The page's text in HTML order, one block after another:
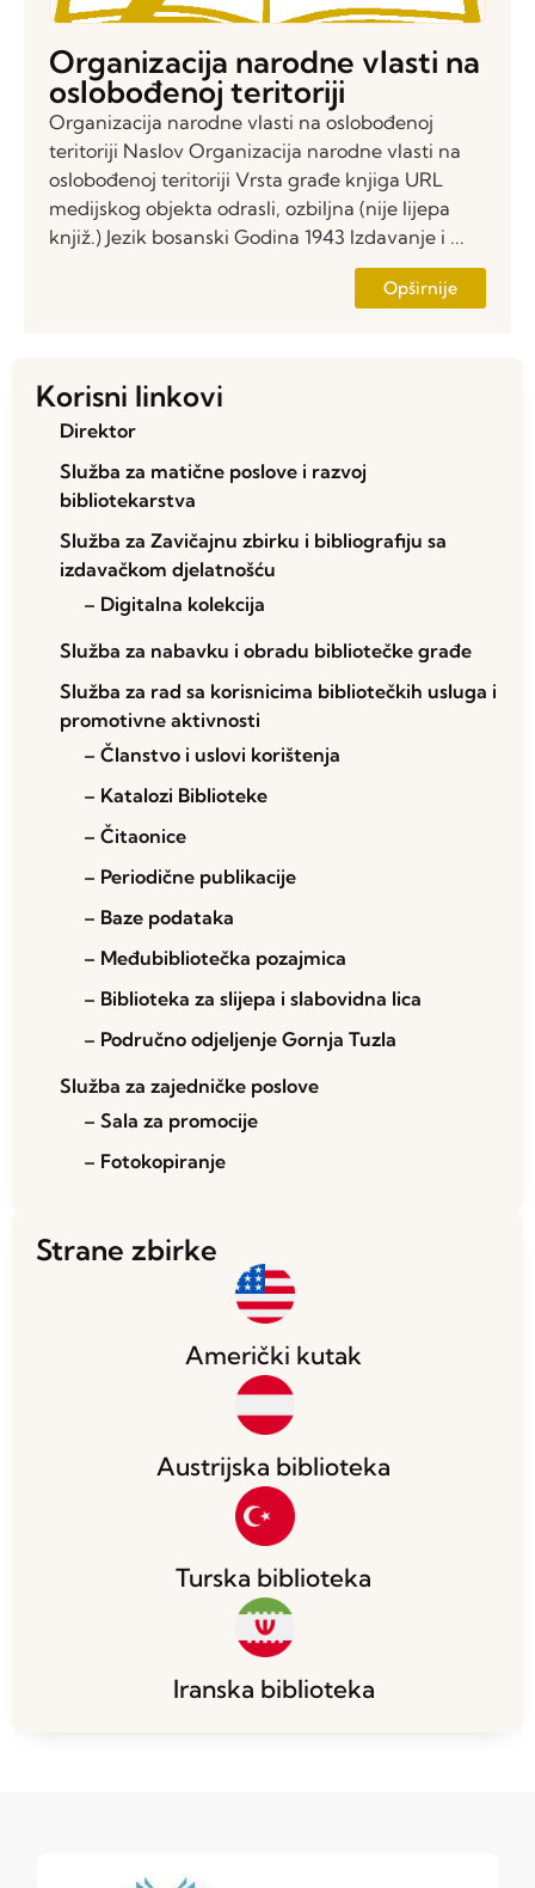
Organizacija narodne vlasti na
oslobođenoj teritoriji
Organizacija narodne vlasti na oslobođenoj
teritoriji Naslov Organizacija narodne vlasti na
oslobođenoj teritoriji Vrsta građe knjiga URL
medijskog objekta odrasli, ozbiljna (nije lijepa
knjiž.) Jezik bosanski Godina 1943 Izdavanje i ...
Opširnije
Korisni linkovi
Direktor
Služba za matične poslove i razvoj
bibliotekarstva
Služba za Zavičajnu zbirku i bibliografiju sa
izdavačkom djelatnošću
– Digitalna kolekcija
Služba za nabavku i obradu bibliotečke građe
Služba za rad sa korisnicima bibliotečkih usluga i
promotivne aktivnosti
– Članstvo i uslovi korištenja
– Katalozi Biblioteke
– Čitaonice
– Periodične publikacije
– Baze podataka
– Međubibliotečka pozajmica
– Biblioteka za slijepa i slabovidna lica
– Područno odjeljenje Gornja Tuzla
Služba za zajedničke poslove
– Sala za promocije
– Fotokopiranje
Strane zbirke
Američki kutak
Austrijska biblioteka
Turska biblioteka
Iranska biblioteka